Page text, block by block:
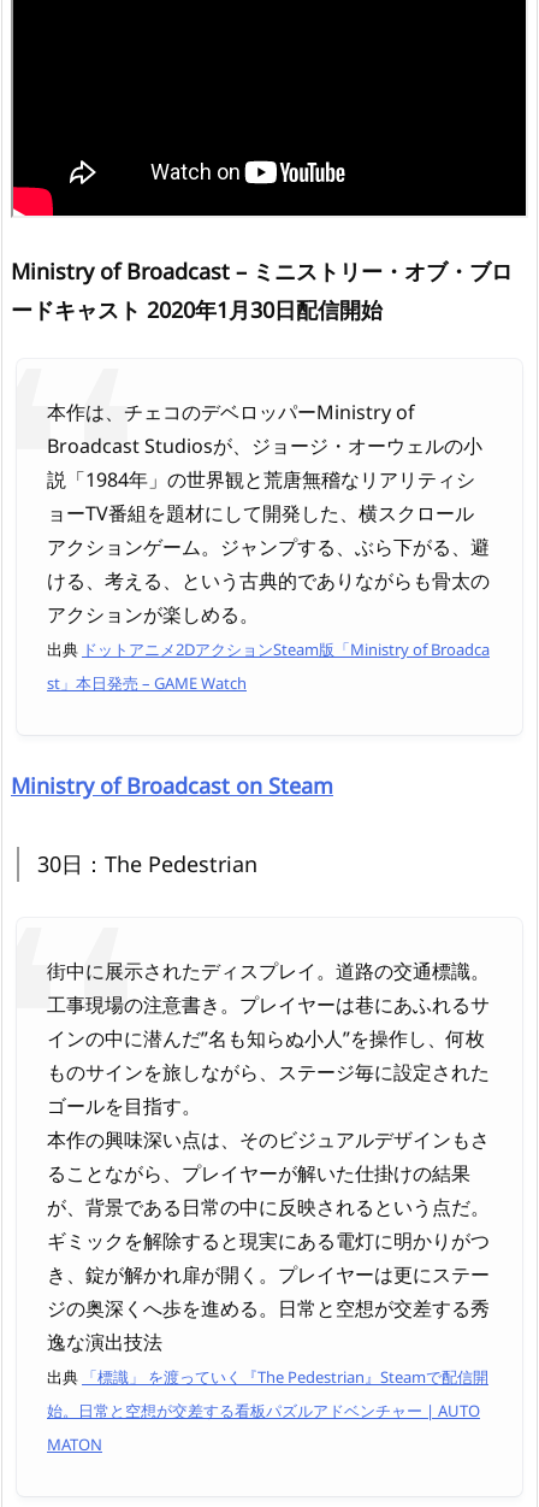
Ministry of Broadcast – ミニストリー・オブ・ブロ
ードキャスト 2020年1月30日配信開始
本作は、チェコのデベロッパーMinistry of
Broadcast Studiosが、ジョージ・オーウェルの小
説「1984年」の世界観と荒唐無稽なリアリティシ
ョーTV番組を題材にして開発した、横スクロール
アクションゲーム。ジャンプする、ぶら下がる、避
ける、考える、という古典的でありながらも骨太の
アクションが楽しめる。
出典 ドットアニメ2DアクションSteam版「Ministry of Broadca
st」本日発売 – GAME Watch
Ministry of Broadcast on Steam
30日：The Pedestrian
街中に展示されたディスプレイ。道路の交通標識。
工事現場の注意書き。プレイヤーは巷にあふれるサ
インの中に潜んだ”名も知らぬ小人”を操作し、何枚
ものサインを旅しながら、ステージ毎に設定された
ゴールを目指す。
本作の興味深い点は、そのビジュアルデザインもさ
ることながら、プレイヤーが解いた仕掛けの結果
が、背景である日常の中に反映されるという点だ。
ギミックを解除すると現実にある電灯に明かりがつ
き、錠が解かれ扉が開く。プレイヤーは更にステー
ジの奥深くへ歩を進める。日常と空想が交差する秀
逸な演出技法
出典 「標識」 を渡っていく『The Pedestrian』Steamで配信開
始。日常と空想が交差する看板パズルアドベンチャー | AUTO
MATON